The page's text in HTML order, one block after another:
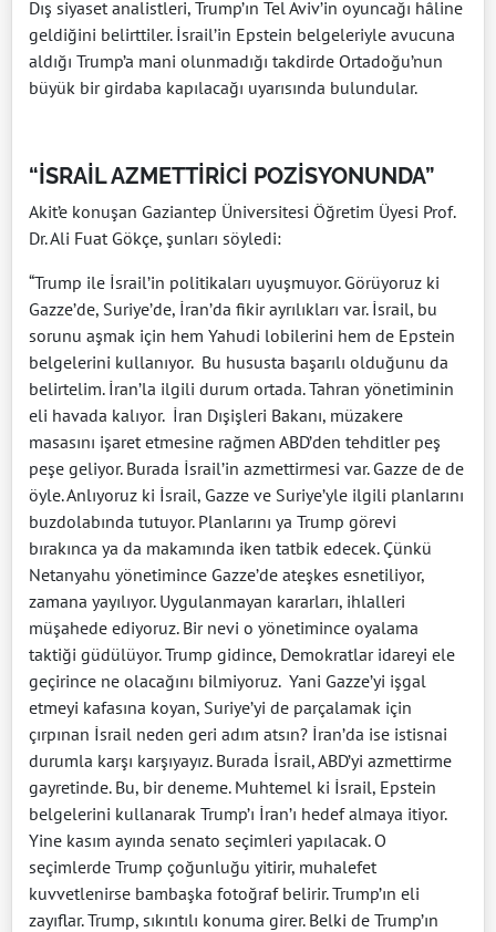
Dış siyaset analistleri, Trump’ın Tel Aviv’in oyuncağı hâline
geldiğini belirttiler. İsrail’in Epstein belgeleriyle avucuna
aldığı Trump’a mani olunmadığı takdirde Ortadoğu’nun
büyük bir girdaba kapılacağı uyarısında bulundular.
“İSRAİL AZMETTİRİCİ POZİSYONUNDA”
Akit’e konuşan Gaziantep Üniversitesi Öğretim Üyesi Prof.
Dr. Ali Fuat Gökçe, şunları söyledi:
“Trump ile İsrail’in politikaları uyuşmuyor. Görüyoruz ki
Gazze’de, Suriye’de, İran’da fikir ayrılıkları var. İsrail, bu
sorunu aşmak için hem Yahudi lobilerini hem de Epstein
belgelerini kullanıyor. Bu hususta başarılı olduğunu da
belirtelim. İran’la ilgili durum ortada. Tahran yönetiminin
eli havada kalıyor. İran Dışişleri Bakanı, müzakere
masasını işaret etmesine rağmen ABD’den tehditler peş
peşe geliyor. Burada İsrail’in azmettirmesi var. Gazze de de
öyle. Anlıyoruz ki İsrail, Gazze ve Suriye’yle ilgili planlarını
buzdolabında tutuyor. Planlarını ya Trump görevi
bırakınca ya da makamında iken tatbik edecek. Çünkü
Netanyahu yönetimince Gazze’de ateşkes esnetiliyor,
zamana yayılıyor. Uygulanmayan kararları, ihlalleri
müşahede ediyoruz. Bir nevi o yönetimince oyalama
taktiği güdülüyor. Trump gidince, Demokratlar idareyi ele
geçirince ne olacağını bilmiyoruz. Yani Gazze’yi işgal
etmeyi kafasına koyan, Suriye’yi de parçalamak için
çırpınan İsrail neden geri adım atsın? İran’da ise istisnai
durumla karşı karşıyayız. Burada İsrail, ABD’yi azmettirme
gayretinde. Bu, bir deneme. Muhtemel ki İsrail, Epstein
belgelerini kullanarak Trump’ı İran’ı hedef almaya itiyor.
Yine kasım ayında senato seçimleri yapılacak. O
seçimlerde Trump çoğunluğu yitirir, muhalefet
kuvvetlenirse bambaşka fotoğraf belirir. Trump’ın eli
zayıflar. Trump, sıkıntılı konuma girer. Belki de Trump’ın